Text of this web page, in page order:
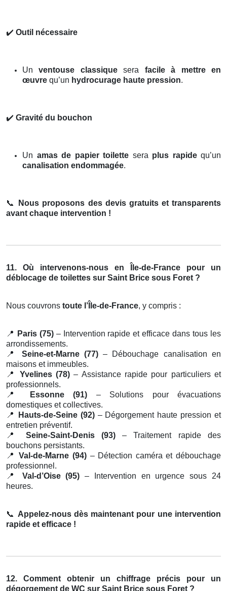
✔️ Outil nécessaire
Unventouse classiquesera facile à mettre en
œuvre qu’un hydrocurage haute pression.
✔️ Gravité du bouchon
Un amas de papier toilette sera plus rapidequ’un
canalisation endommagée.
📞
Nous proposons des devis gratuits et transparents
avant chaque intervention !
11. Où intervenons-nous en Île-de-France pour un
déblocage de toilettes sur Saint Brice sous Foret ?
Nous couvrons toute l’Île-de-France, y compris :
📍 Paris (75)– Intervention rapide et efficace dans tous les
arrondissements.
📍
Seine-et-Marne (77)– Débouchage canalisation en
maisons et immeubles.
📍
Yvelines (78) – Assistance rapide pour particuliers et
professionnels.
📍
Essonne (91) – Solutions pour évacuations
domestiques et collectives.
📍
Hauts-de-Seine (92)– Dégorgement haute pression et
entretien préventif.
📍
Seine-Saint-Denis (93)– Traitement rapide des
bouchons persistants.
📍
Val-de-Marne (94)– Détection caméra et débouchage
professionnel.
📍
Val-d’Oise (95) – Intervention en urgence sous 24
heures.
📞 Appelez-nous dès maintenant pour une intervention
rapide et efficace !
12. Comment obtenir un chiffrage précis pour un
dégorgement de WC sur Saint Brice sous Foret ?